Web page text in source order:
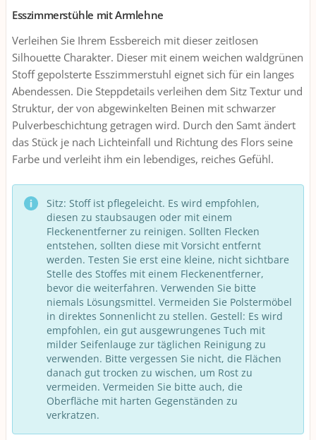
Esszimmerstühle mit Armlehne
Verleihen Sie Ihrem Essbereich mit dieser zeitlosen
Silhouette Charakter. Dieser mit einem weichen waldgrünen
Stoff gepolsterte Esszimmerstuhl eignet sich für ein langes
Abendessen. Die Steppdetails verleihen dem Sitz Textur und
Struktur, der von abgewinkelten Beinen mit schwarzer
Pulverbeschichtung getragen wird. Durch den Samt ändert
das Stück je nach Lichteinfall und Richtung des Flors seine
Farbe und verleiht ihm ein lebendiges, reiches Gefühl.
Sitz: Stoff ist pflegeleicht. Es wird empfohlen,
diesen zu staubsaugen oder mit einem
Fleckenentferner zu reinigen. Sollten Flecken
entstehen, sollten diese mit Vorsicht entfernt
werden. Testen Sie erst eine kleine, nicht sichtbare
Stelle des Stoffes mit einem Fleckenentferner,
bevor die weiterfahren. Verwenden Sie bitte
niemals Lösungsmittel. Vermeiden Sie Polstermöbel
in direktes Sonnenlicht zu stellen. Gestell: Es wird
empfohlen, ein gut ausgewrungenes Tuch mit
milder Seifenlauge zur täglichen Reinigung zu
verwenden. Bitte vergessen Sie nicht, die Flächen
danach gut trocken zu wischen, um Rost zu
vermeiden. Vermeiden Sie bitte auch, die
Oberfläche mit harten Gegenständen zu
verkratzen.